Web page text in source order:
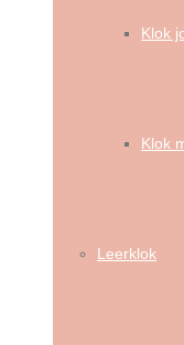
Klok
Klok
Leerklok